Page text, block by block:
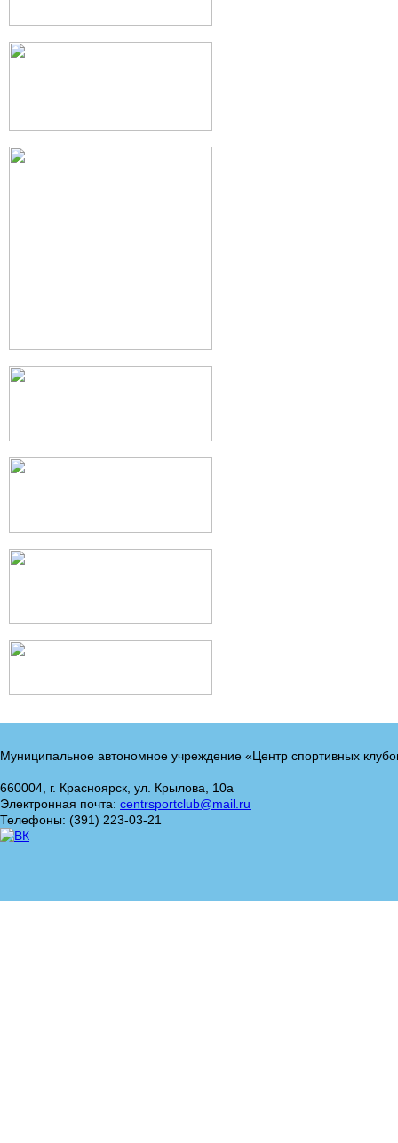
Муниципальное автономное учреждение «Центр спортивных
660004, г. Красноярск, ул. Крылова, 10а
Электронная почта: centrsportclub@mail.ru
Телефоны: (391) 223-03-21